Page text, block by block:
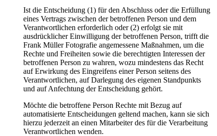
Ist die Entscheidung (1) für den Abschluss oder die Erfüllung
eines Vertrags zwischen der betroffenen Person und dem
Verantwortlichen erforderlich oder (2) erfolgt sie mit
ausdrücklicher Einwilligung der betroffenen Person, trifft die
Frank Müller Fotografie angemessene Maßnahmen, um die
Rechte und Freiheiten sowie die berechtigten Interessen der
betroffenen Person zu wahren, wozu mindestens das Recht
auf Erwirkung des Eingreifens einer Person seitens des
Verantwortlichen, auf Darlegung des eigenen Standpunkts
und auf Anfechtung der Entscheidung gehört.
Möchte die betroffene Person Rechte mit Bezug auf
automatisierte Entscheidungen geltend machen, kann sie sich
hierzu jederzeit an einen Mitarbeiter des für die Verarbeitung
Verantwortlichen wenden.